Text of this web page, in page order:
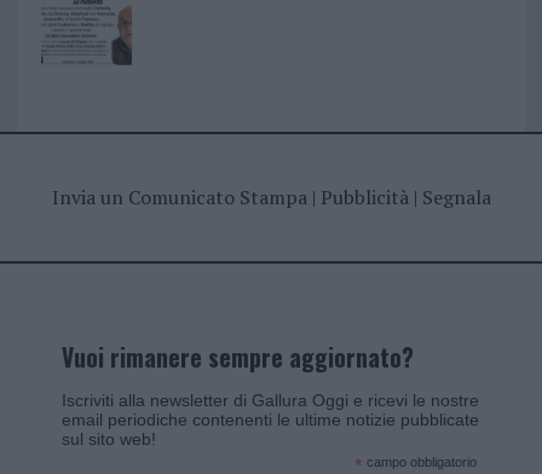
Invia un Comunicato Stampa| Pubblicità| Segnala
Vuoi rimanere sempre aggiornato?
Iscriviti alla newsletter di Gallura Oggi e ricevi le nostre
email periodiche contenenti le ultime notizie pubblicate
sul sito web!
* campo obbligatorio